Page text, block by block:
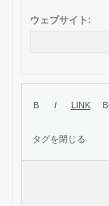
ウェブサイト: